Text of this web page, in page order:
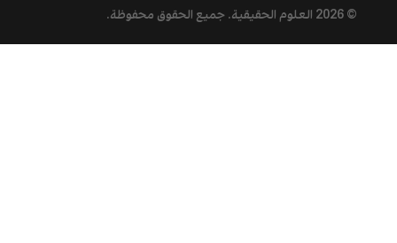
© 2026 العلوم الحقيقية. جميع الحقوق محفوظة.